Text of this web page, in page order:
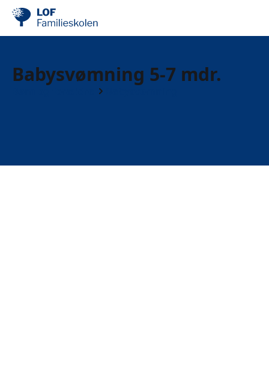
Babysvømning 5-7 mdr.